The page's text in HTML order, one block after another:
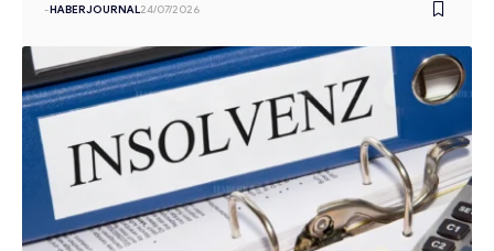
-HABERJOURNAL24/07/2026